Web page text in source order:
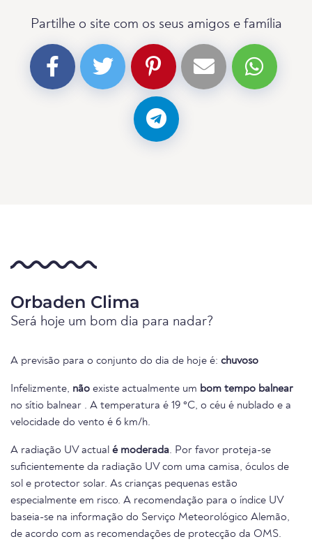
Partilhe o site com os seus amigos e família
Orbaden Clima
Será hoje um bom dia para nadar?
A previsão para o conjunto do dia de hoje é: chuvoso
Infelizmente, não existe actualmente um bom tempo balnear
no sítio balnear . A temperatura é 19 °C, o céu é nublado e a
velocidade do vento é 6 km/h.
A radiação UV actual é moderada. Por favor proteja-se
suficientemente da radiação UV com uma camisa, óculos de
sol e protector solar. As crianças pequenas estão
especialmente em risco. A recomendação para o índice UV
baseia-se na informação do Serviço Meteorológico Alemão,
de acordo com as recomendações de protecção da OMS.